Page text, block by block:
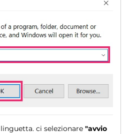
linguetta. ci selezionare"avvio